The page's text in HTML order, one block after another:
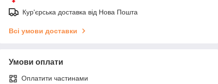
Кур'єрська доставка від Нова Пошта
Всі умови доставки
Умови оплати
Оплатити частинами